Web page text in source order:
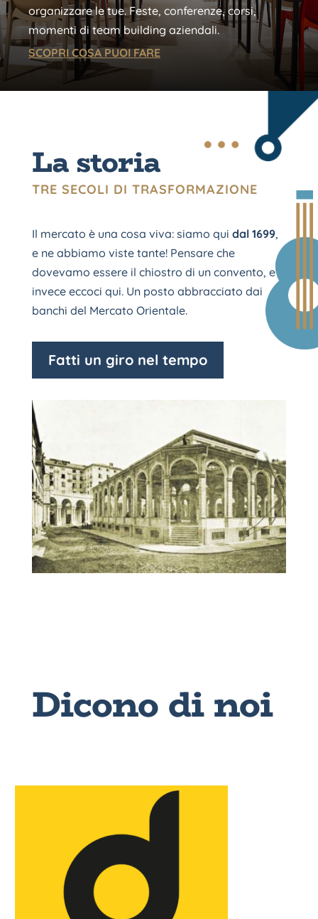
organizzare le tue. Feste, conferenze, corsi,
momenti di team building aziendali.
SCOPRI COSA PUOI FARE
La storia
TRE SECOLI DI TRASFORMAZIONE
Il mercato è una cosa viva: siamo qui dal 1699,
e ne abbiamo viste tante! Pensare che
dovevamo essere il chiostro di un convento, e
invece eccoci qui. Un posto abbracciato dai
banchi del Mercato Orientale.
Fatti un giro nel tempo
Dicono di noi